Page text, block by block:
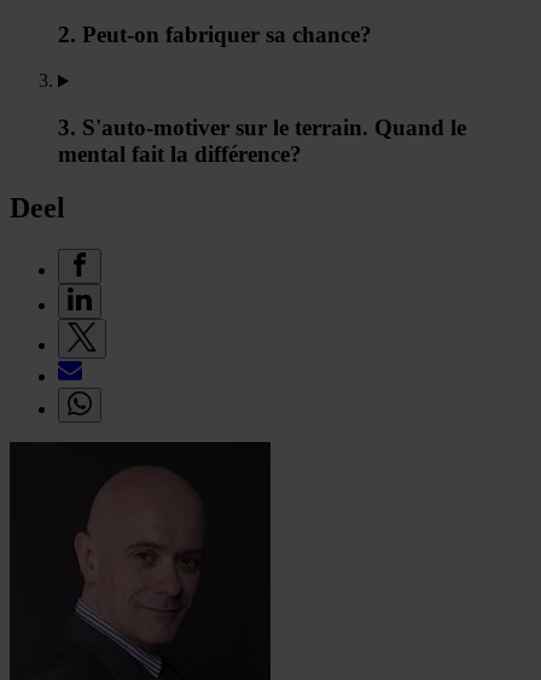
2. Peut-on fabriquer sa chance?
3. S'auto-motiver sur le terrain. Quand le
mental fait la différence?
Deel